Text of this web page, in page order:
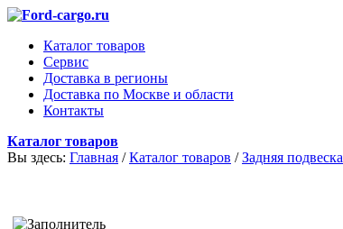
Каталог товаров
Сервис
Доставка в регионы
Доставка по Москве и области
Контакты
Каталог товаров
Вы здесь: Главная / Каталог товаров / Задняя подвеска